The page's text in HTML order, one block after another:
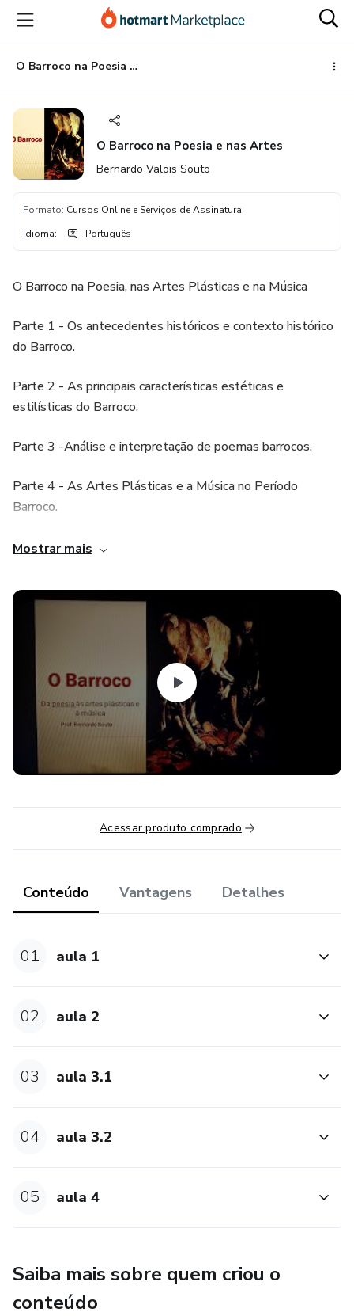
para
conteúdo
principal
para
pagamento
para
rodapé
O Barroco na Poesia e nas Artes
O Barroco na Poesia e nas Artes
Bernardo Valois Souto
Formato: Cursos Online e Serviços de Assinatura
Idioma: Português
O Barroco na Poesia, nas Artes Plásticas e na Música
Parte 1 - Os antecedentes históricos e contexto histórico
do Barroco.
Parte 2 - As principais características estéticas e
estilísticas do Barroco.
Parte 3 -Análise e interpretação de poemas barrocos.
Parte 4 - As Artes Plásticas e a Música no Período
Barroco.
§ Duração: 4h
§ Obs.: Curso totalmente inédito.
Mostrar mais
Acessar produto comprado
Conteúdo Vantagens Detalhes
01 aula 1
02 aula 2
03 aula 3.1
04 aula 3.2
05 aula 4
Saiba mais sobre quem criou o
conteúdo